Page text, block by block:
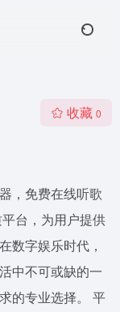
收藏 0
，免费在线听歌
台，为用户提供
数字娱乐时代，
中不可或缺的一
的专业选择。 平